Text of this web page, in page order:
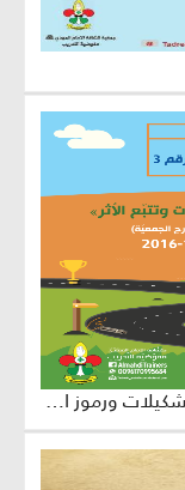
نشاط التَّدريب عن بُعد3 "التَّعرُّف على التَّشكيلات ورموز الصَّافرات وتتبُّع الأثر"